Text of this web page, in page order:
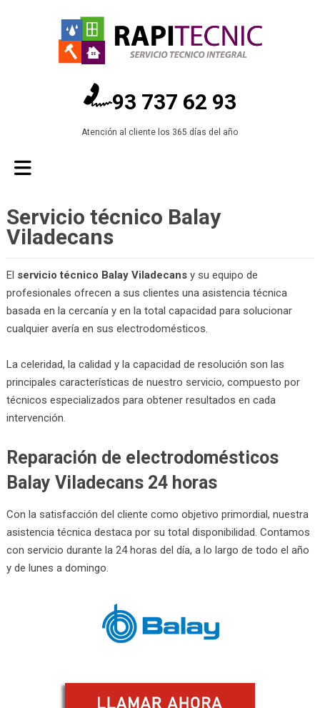
93 737 62 93
Atención al cliente los 365 días del año
Servicio técnico Balay
Viladecans
El servicio técnico Balay Viladecansy su equipo de
profesionales ofrecen a sus clientes una asistencia técnica
basada en la cercanía y en la total capacidad para solucionar
cualquier avería en sus electrodomésticos.
La celeridad, la calidad y la capacidad de resolución son las
principales características de nuestro servicio, compuesto por
técnicos especializados para obtener resultados en cada
intervención.
Reparación de electrodomésticos
Balay Viladecans 24 horas
Con la satisfacción del cliente como objetivo primordial, nuestra
asistencia técnica destaca por su total disponibilidad. Contamos
con servicio durante la 24 horas del día, a lo largo de todo el año
y de lunes a domingo.